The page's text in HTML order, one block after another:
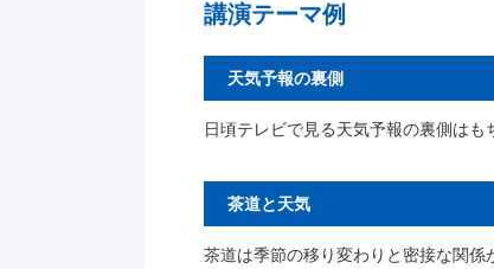
講演テーマ例
天気予報の裏側
日頃テレビで見る天気予報の裏側はも
茶道と天気
茶道は季節の移り変わりと密接な関